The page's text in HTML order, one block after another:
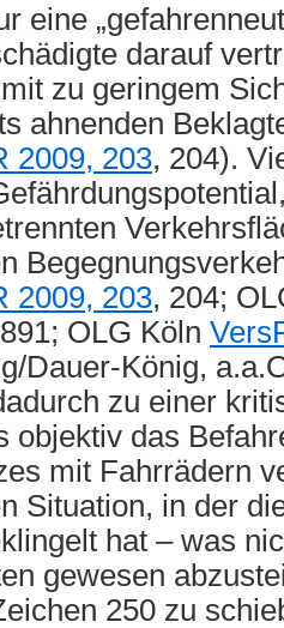
eine
darauf
zu geringem
ahnenden
2009, 203, 204).
2009, 203, 204;
OLG Köln
Dauer-König,
zu einer
objektiv das
mit Fahrrädern
Situation, in der
hat – was
gewesen
250 zu